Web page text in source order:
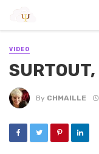
VIDEO
SURTOUT,
By CHMAILLE